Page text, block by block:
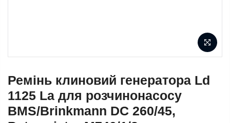
Ремінь клиновий генератора Ld
1125 La для розчинонасосу
BMS/Brinkmann DC 260/45,